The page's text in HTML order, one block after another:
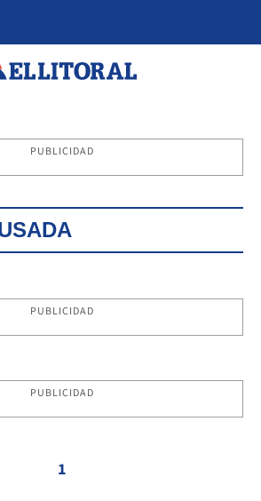
PUBLICIDAD
PUBLICIDAD
PUBLICIDAD
1